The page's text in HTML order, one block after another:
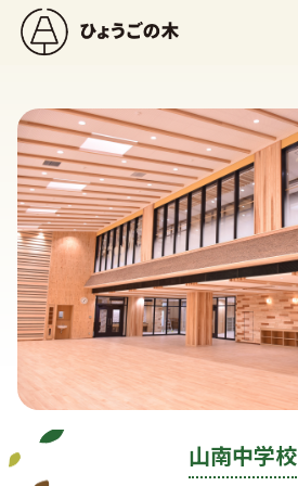
山南中学校